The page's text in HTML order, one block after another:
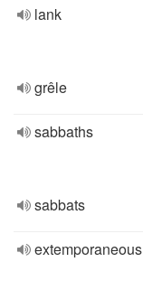
lank
grêle
sabbaths
sabbats
extemporaneous